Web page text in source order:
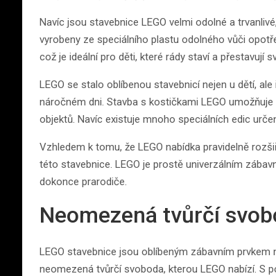
Navíc jsou stavebnice LEGO velmi odolné a
vyrobeny ze speciálního plastu odolného vůči
což je ideální pro děti, které rády staví a přestavují
LEGO se stalo oblíbenou stavebnicí nejen u dětí,
náročném dni. Stavba s kostičkami LEGO
objektů. Navíc existuje mnoho speciálních edic
Vzhledem k tomu, že LEGO nabídka pravidelně
této stavebnice. LEGO je prostě univerzálním
dokonce prarodiče.
Neomezená tvůrčí
LEGO stavebnice jsou oblíbeným zábavním
neomezená tvůrčí svoboda, kterou LEGO nabízí. S